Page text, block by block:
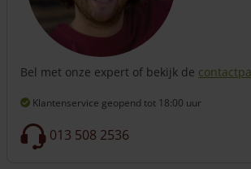
Bel met onze expert of bekijk de
Klantenservice geopend tot 18:00 uur
013 508 2536